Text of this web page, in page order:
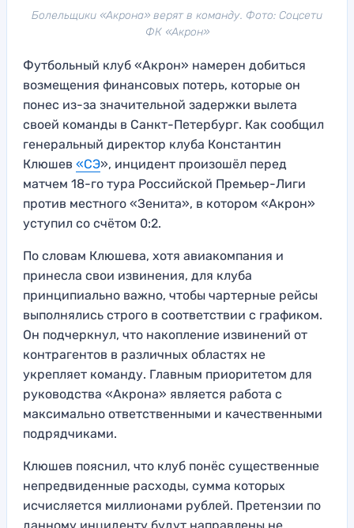
Болельщики «Акрона» верят в команду. Фото: Соцсети
ФК «Акрон»
Футбольный клуб «Акрон» намерен добиться
возмещения финансовых потерь, которые он
понес из-за значительной задержки вылета
своей команды в Санкт-Петербург. Как сообщил
генеральный директор клуба Константин
Клюшев «СЭ», инцидент произошёл перед
матчем 18-го тура Российской Премьер-Лиги
против местного «Зенита», в котором «Акрон»
уступил со счётом 0:2.
По словам Клюшева, хотя авиакомпания и
принесла свои извинения, для клуба
принципиально важно, чтобы чартерные рейсы
выполнялись строго в соответствии с графиком.
Он подчеркнул, что накопление извинений от
контрагентов в различных областях не
укрепляет команду. Главным приоритетом для
руководства «Акрона» является работа с
максимально ответственными и качественными
подрядчиками.
Клюшев пояснил, что клуб понёс существенные
непредвиденные расходы, сумма которых
исчисляется миллионами рублей. Претензии по